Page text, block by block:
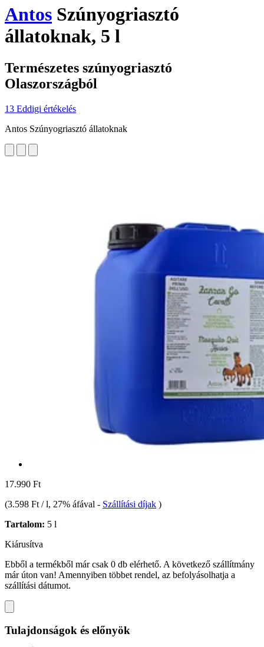
Antos Szúnyogriasztó
állatoknak, 5 l
Természetes szúnyogriasztó
Olaszországból
13 Eddigi értékelés
Antos Szúnyogriasztó állatoknak
17.990 Ft
(3.598 Ft / l, 27% áfával - Szállítási díjak )
Tartalom: 5 l
Kiárusítva
Ebből a termékből már csak 0 db elérhető. A következő szállítmány
már úton van! Amennyiben többet rendel, az befolyásolhatja a
szállítási dátumot.
Tulajdonságok és előnyök